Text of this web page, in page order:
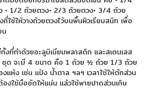
• 1/2 ถ้วยตวง• 2/3 ถ้วยตวง• 3/4 ถ้วย
ใช้ให้วางถ้วยตวงไว้บนพื้นผิวเรียบสนิท เพื่อ
น
งที่ทำด้วยอะลูมิเนียมพลาสติก และสเตนเลส
ชุด จะมี 4 ขนาด คือ 1 ถ้วย ½ ถ้วย 1/3 ถ้วย
แห้ง เช่น แป้ง น้ำตาล ฯลฯ เวลาใช้ให้ตักส่วน
งใช้มืออัดให้แน่น แล้วใช้พายปาดส่วนเกิน